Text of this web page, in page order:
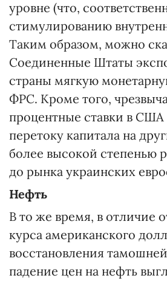
уровне (что,
стимулированию
Таким образом, можно
Соединенные Штаты
страны мягкую
ФРС. Кроме того,
процентные ставки в США
перетоку капитала на
более высокой степенью
до рынка украинских
Нефть
В то же время, в отличие
курса американского
восстановления
падение цен на нефть